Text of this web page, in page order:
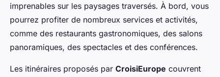
imprenables sur les paysages traversés. À bord, vous
pourrez profiter de nombreux services et activités,
comme des restaurants gastronomiques, des salons
panoramiques, des spectacles et des conférences.
Les itinéraires proposés par CroisiEurope couvrent